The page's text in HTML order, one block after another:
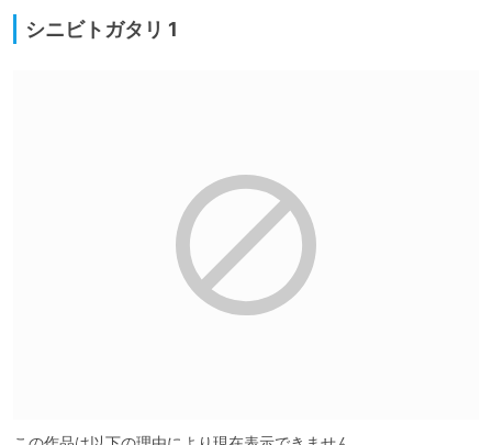
シニビトガタリ 1